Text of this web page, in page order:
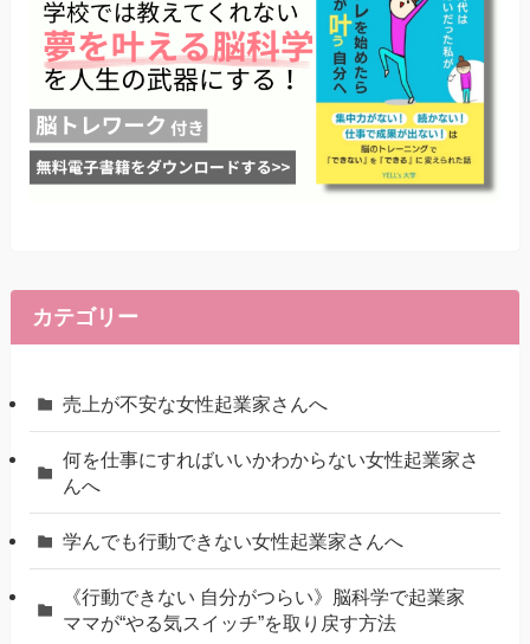
カテゴリー
売上が不安な女性起業家さんへ
何を仕事にすればいいかわからない女性起業家さ
んへ
学んでも行動できない女性起業家さんへ
《行動できない 自分がつらい》脳科学で起業家
ママが“やる気スイッチ”を取り戻す方法